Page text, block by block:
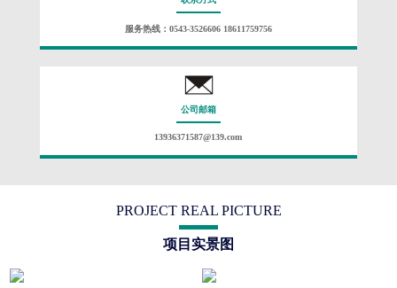
服务热线：0543-3526606 18611759756
公司邮箱
13936371587@139.com
PROJECT REAL PICTURE
项目实景图